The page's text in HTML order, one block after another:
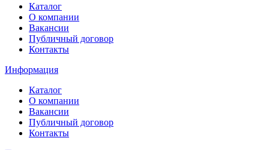
Каталог
О компании
Вакансии
Публичный договор
Контакты
Информация
Каталог
О компании
Вакансии
Публичный договор
Контакты